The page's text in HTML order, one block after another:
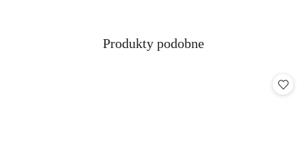
Pomiń karuzelę produktów
Produkty
Produkty podobne